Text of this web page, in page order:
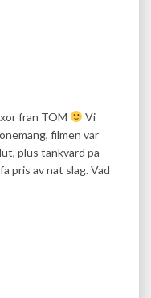
fran TOM
Vi
filmen var
plus tankvard pa
pris av nat slag. Vad